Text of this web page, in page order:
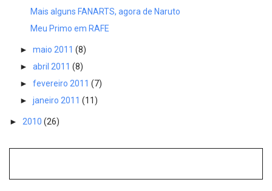
Mais alguns FANARTS, agora de Naruto
Meu Primo em RAFE
► maio 2011 (8)
► abril 2011 (8)
► fevereiro 2011 (7)
► janeiro 2011 (11)
► 2010 (26)